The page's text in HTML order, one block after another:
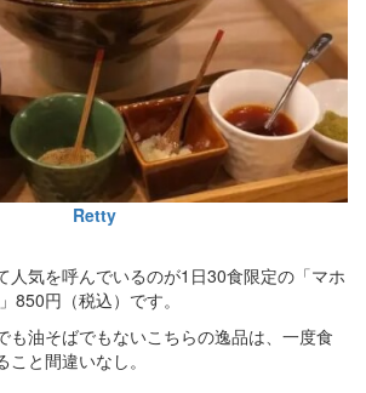
Retty
人気を呼んでいるのが1日30食限定の「マホ
850円（税込）です。
も油そばでもないこちらの逸品は、一度食
と間違いなし。